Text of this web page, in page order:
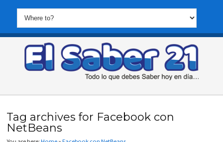
Tag archives for Facebook con
NetBeans